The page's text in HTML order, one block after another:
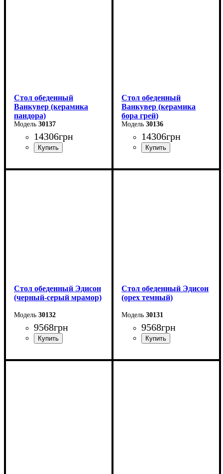
Стол обеденный
Ванкувер (керамика
пандора)
30137
14306грн
Длина - 120 (+60) см
Стол обеденный
Ванкувер (керамика
бора грей)
30136
14306грн
Длина - 120 (+60) см
Стол обеденный Эдисон
(черный-серый мрамор)
30132
9568грн
Длина - 120 (+40) см
Стол обеденный Эдисон
(орех темный)
30131
9568грн
Длина - 120 (+40) см